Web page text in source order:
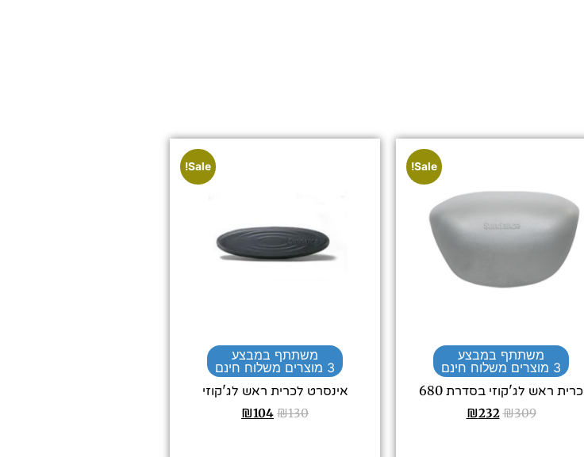
Sale!
משתתף במבצע
3 מוצרים משלוח חינם
כרית ראש לג'קוזי בסדרת 680
₪309
₪232
Sale!
משתתף במבצע
3 מוצרים משלוח חינם
אינסרט לכרית ראש לג'קוזי
₪130
₪104